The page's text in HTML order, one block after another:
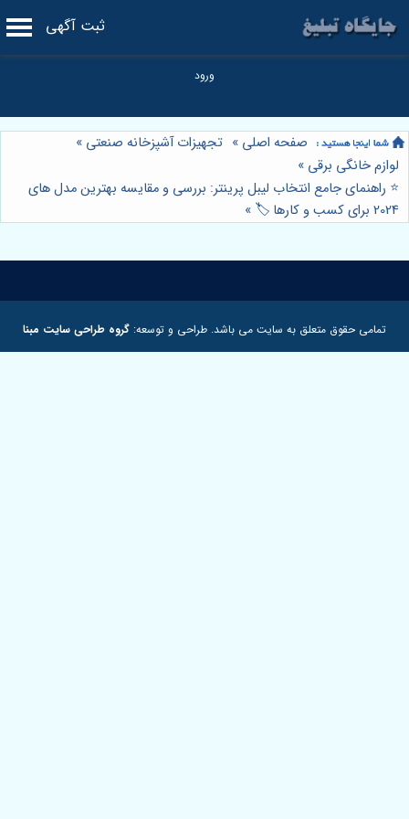
ثبت آگهی
صفحه اصلی » تجهیزات آشپزخانه صنعتی »
لوازم خانگی برقی »
⭐️ راهنمای جامع انتخاب لیبل پرینتر: بررسی و مقایسه بهترین مدل های
2024 برای کسب و کارها 🏷️
»
تمامی حقوق متعلق به سایت می باشد. طراحی و توسعه: گروه طراحی سایت مبنا